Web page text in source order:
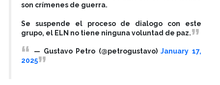
son crímenes de guerra.
Se suspende el proceso de dialogo con este
grupo, el ELN no tiene ninguna voluntad de paz.
— Gustavo Petro (@petrogustavo)January 17,
2025